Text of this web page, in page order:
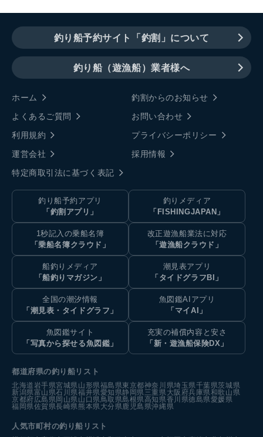
釣り船予約サイト「釣割」について
釣り船（遊漁船）業者様へ
ホーム
釣割からのお知らせ
よくあるご質問
お問い合わせ
利用規約
プライバシーポリシー
運営会社
採用情報
特定商取引法に基づく表記
釣り船予約アプリ
「釣割アプリ」
釣りメディア
「FISHINGJAPAN」
1秒記入の乗船名簿
「乗船名簿クラウド」
改正遊漁船業法に対応
「遊漁船クラウド」
船釣りメディア
「船釣りマガジン」
潮見表アプリ
「タイドグラフBI」
全国の潮汐情報
「潮見表・タイドグラフ」
魚図鑑AIアプリ
「マイAI」
魚図鑑サイト
「写真から探せる魚図鑑」
充実の補償内容と安さ
「新・遊漁船保険DX」
都道府県の釣り船リスト
北海道岩手県宮城県山形県福島県東京都神奈川県埼玉県千葉県茨城県
新潟県富山県石川県福井県愛知県静岡県三重県大阪府兵庫県和歌山県
京都府広島県岡山県山口県鳥取県島根県高知県香川県徳島県愛媛県
福岡県佐賀県長崎県熊本県大分県鹿児島県沖縄県
人気市町村の釣り船リスト